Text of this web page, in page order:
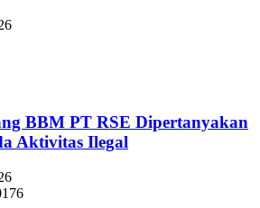
BBM PT RSE Dipertanyakan
Aktivitas Ilegal